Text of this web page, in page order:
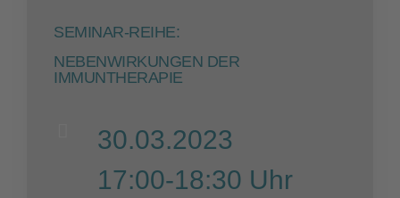
SEMINAR-REIHE:
NEBENWIRKUNGEN DER
IMMUNTHERAPIE
30.03.2023
17:00-18:30 Uhr